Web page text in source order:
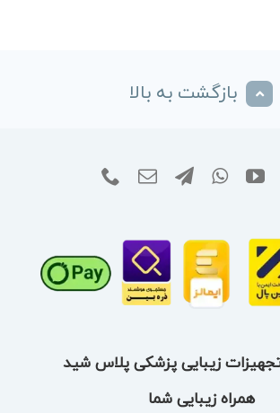
بازگشت به بالا
زیبایی پزشکی پلاس شید
همراه زیبایی شما